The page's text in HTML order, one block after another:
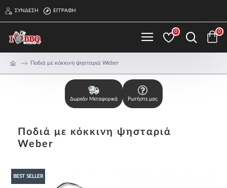
ΣΎΝΔΕΣΗ ΕΓΓΡΑΦΉ
0 0
Ποδιά με κόκκινη ψησταριά Weber
Δωρεάν Μεταφορικά Ρωτήστε μας
Ποδιά με κόκκινη ψησταριά
Weber
BEST SELLER